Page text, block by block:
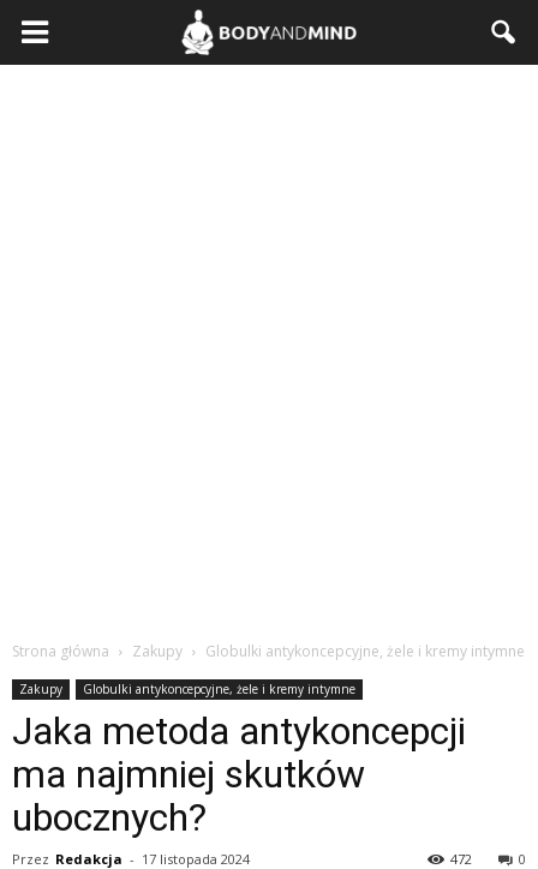
BodyAndMind.pl
Strona główna Zakupy Globulki antykoncepcyjne, żele i kremy intymne
Zakupy Globulki antykoncepcyjne, żele i kremy intymne
Jaka metoda antykoncepcji
ma najmniej skutków
ubocznych?
Przez Redakcja - 17 listopada 2024 0
472